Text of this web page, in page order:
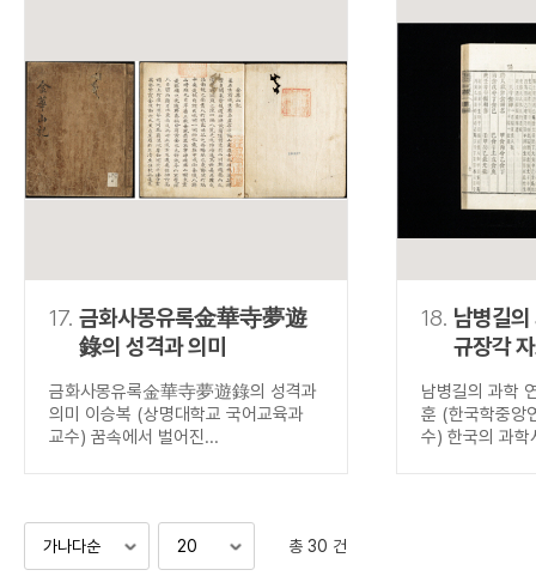
17. 금화사몽유록金華寺夢遊
錄의 성격과 의미
금화사몽유록金華寺夢遊錄의 성격과
의미 이승복 (상명대학교 국어교육과
교수) 꿈속에서 벌어진...
18. 남병길
규장각
남병길의 과학
훈 (한국학중앙
수) 한국의 과학
총 30 건